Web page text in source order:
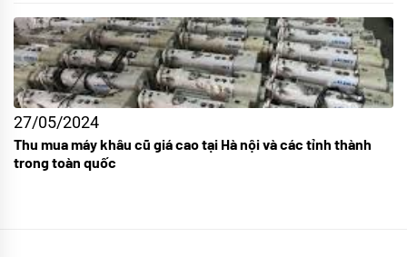
27/05/2024
Thu mua máy khâu cũ giá cao tại Hà nội và các tỉnh thành
trong toàn quốc